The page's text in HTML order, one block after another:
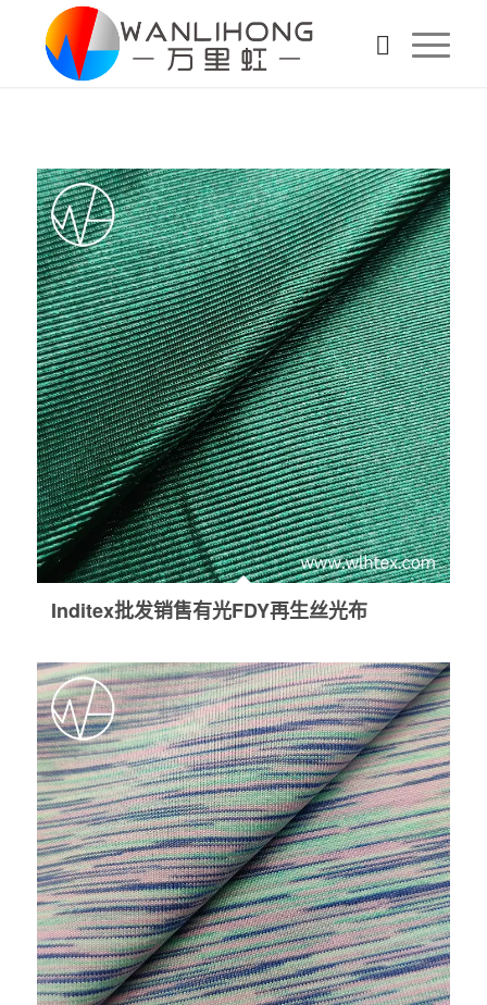
Inditex批发销售有光FDY再生丝光布